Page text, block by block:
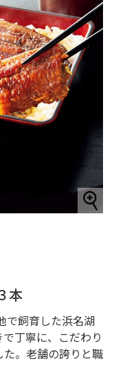
本
で飼育した浜名湖
丁寧に、こだわり
。老舗の誇りと職